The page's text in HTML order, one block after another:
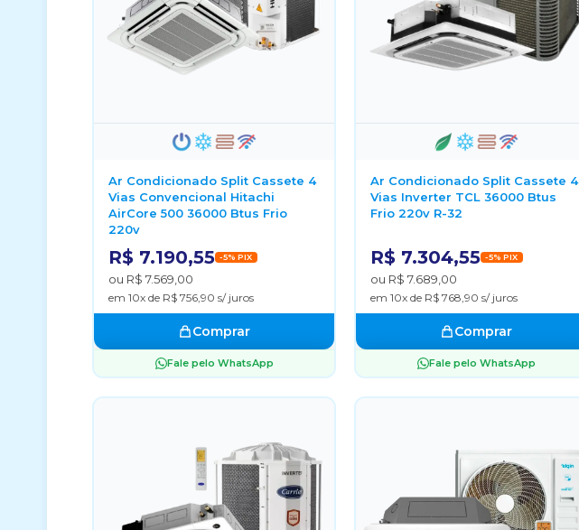
Ar Condicionado Split Cassete 4
Vias Convencional Hitachi
AirCore 500 36000 Btus Frio
220v
R$ 7.190,55 -5% PIX
ou R$ 7.569,00
em 10x de R$ 756,90 s/ juros
Comprar
Fale pelo WhatsApp
Ar Condicionado Split Cassete 4
Vias Inverter TCL 36000 Btus
Frio 220v R-32
R$ 7.304,55 -5% PIX
ou R$ 7.689,00
em 10x de R$ 768,90 s/ juros
Comprar
Fale pelo WhatsApp